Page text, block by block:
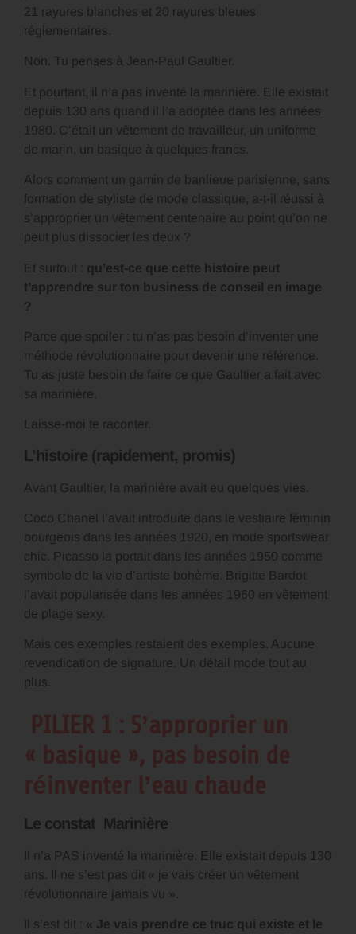
21 rayures blanches et 20 rayures bleues
réglementaires.
Non. Tu penses à Jean-Paul Gaultier.
Et pourtant, il n’a pas inventé la marinière. Elle existait
depuis 130 ans quand il l’a adoptée dans les années
1980. C’était un vêtement de travailleur, un uniforme
de marin, un basique à quelques francs.
Alors comment un gamin de banlieue parisienne, sans
formation de styliste de mode classique, a-t-il réussi à
s’approprier un vêtement centenaire au point qu’on ne
peut plus dissocier les deux ?
Et surtout : qu’est-ce que cette histoire peut
t’apprendre sur ton business de conseil en image
?
Parce que spoiler : tu n’as pas besoin d’inventer une
méthode révolutionnaire pour devenir une référence.
Tu as juste besoin de faire ce que Gaultier a fait avec
sa marinière.
Laisse-moi te raconter.
L’histoire (rapidement, promis)
Avant Gaultier, la marinière avait eu quelques vies.
Coco Chanel l’avait introduite dans le vestiaire féminin
bourgeois dans les années 1920, en mode sportswear
chic. Picasso la portait dans les années 1950 comme
symbole de la vie d’artiste bohème. Brigitte Bardot
l’avait popularisée dans les années 1960 en vêtement
de plage sexy.
Mais ces exemples restaient des exemples. Aucune
revendication de signature. Un détail mode tout au
plus.
PILIER 1 : S’approprier un
« basique », pas besoin de
réinventer l’eau chaude
Le constat Marinière
Il n’a PAS inventé la marinière. Elle existait depuis 130
ans. Il ne s’est pas dit « je vais créer un vêtement
révolutionnaire jamais vu ».
Il s’est dit : « Je vais prendre ce truc qui existe et le